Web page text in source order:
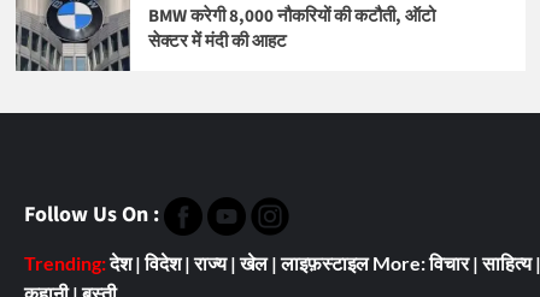
BMW करेगी 8,000 नौकरियों की कटौती, ऑटो
सेक्टर में मंदी की आहट
Follow Us On :
Trending:देश|विदेश|राज्य|खेल|लाइफ़स्टाइल More:विचार|साहित्य|